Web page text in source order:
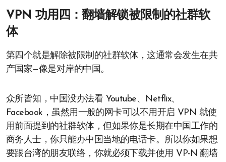
VPN 功用四：翻墙解锁被限制的社群软
体
第四个就是解除被限制的社群软体，这通常会发生在共
产国家—像是对岸的中国。
众所皆知，中国没办法看 Youtube、Netflix、
Facebook，虽然用一般的网卡可以不用开启 VPN 就使
用前面提到的社群软体，但如果你是长期在中国工作的
商务人士，你只能办中国当地的电话卡。所以你如果想
要跟台湾的朋友联络，你就必须下载并使用 VP-N 翻墙